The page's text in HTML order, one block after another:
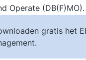
Operate (DB(F)MO).
gratis het